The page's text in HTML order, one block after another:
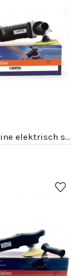
Poliermachine elektrisch std pad 125 mm